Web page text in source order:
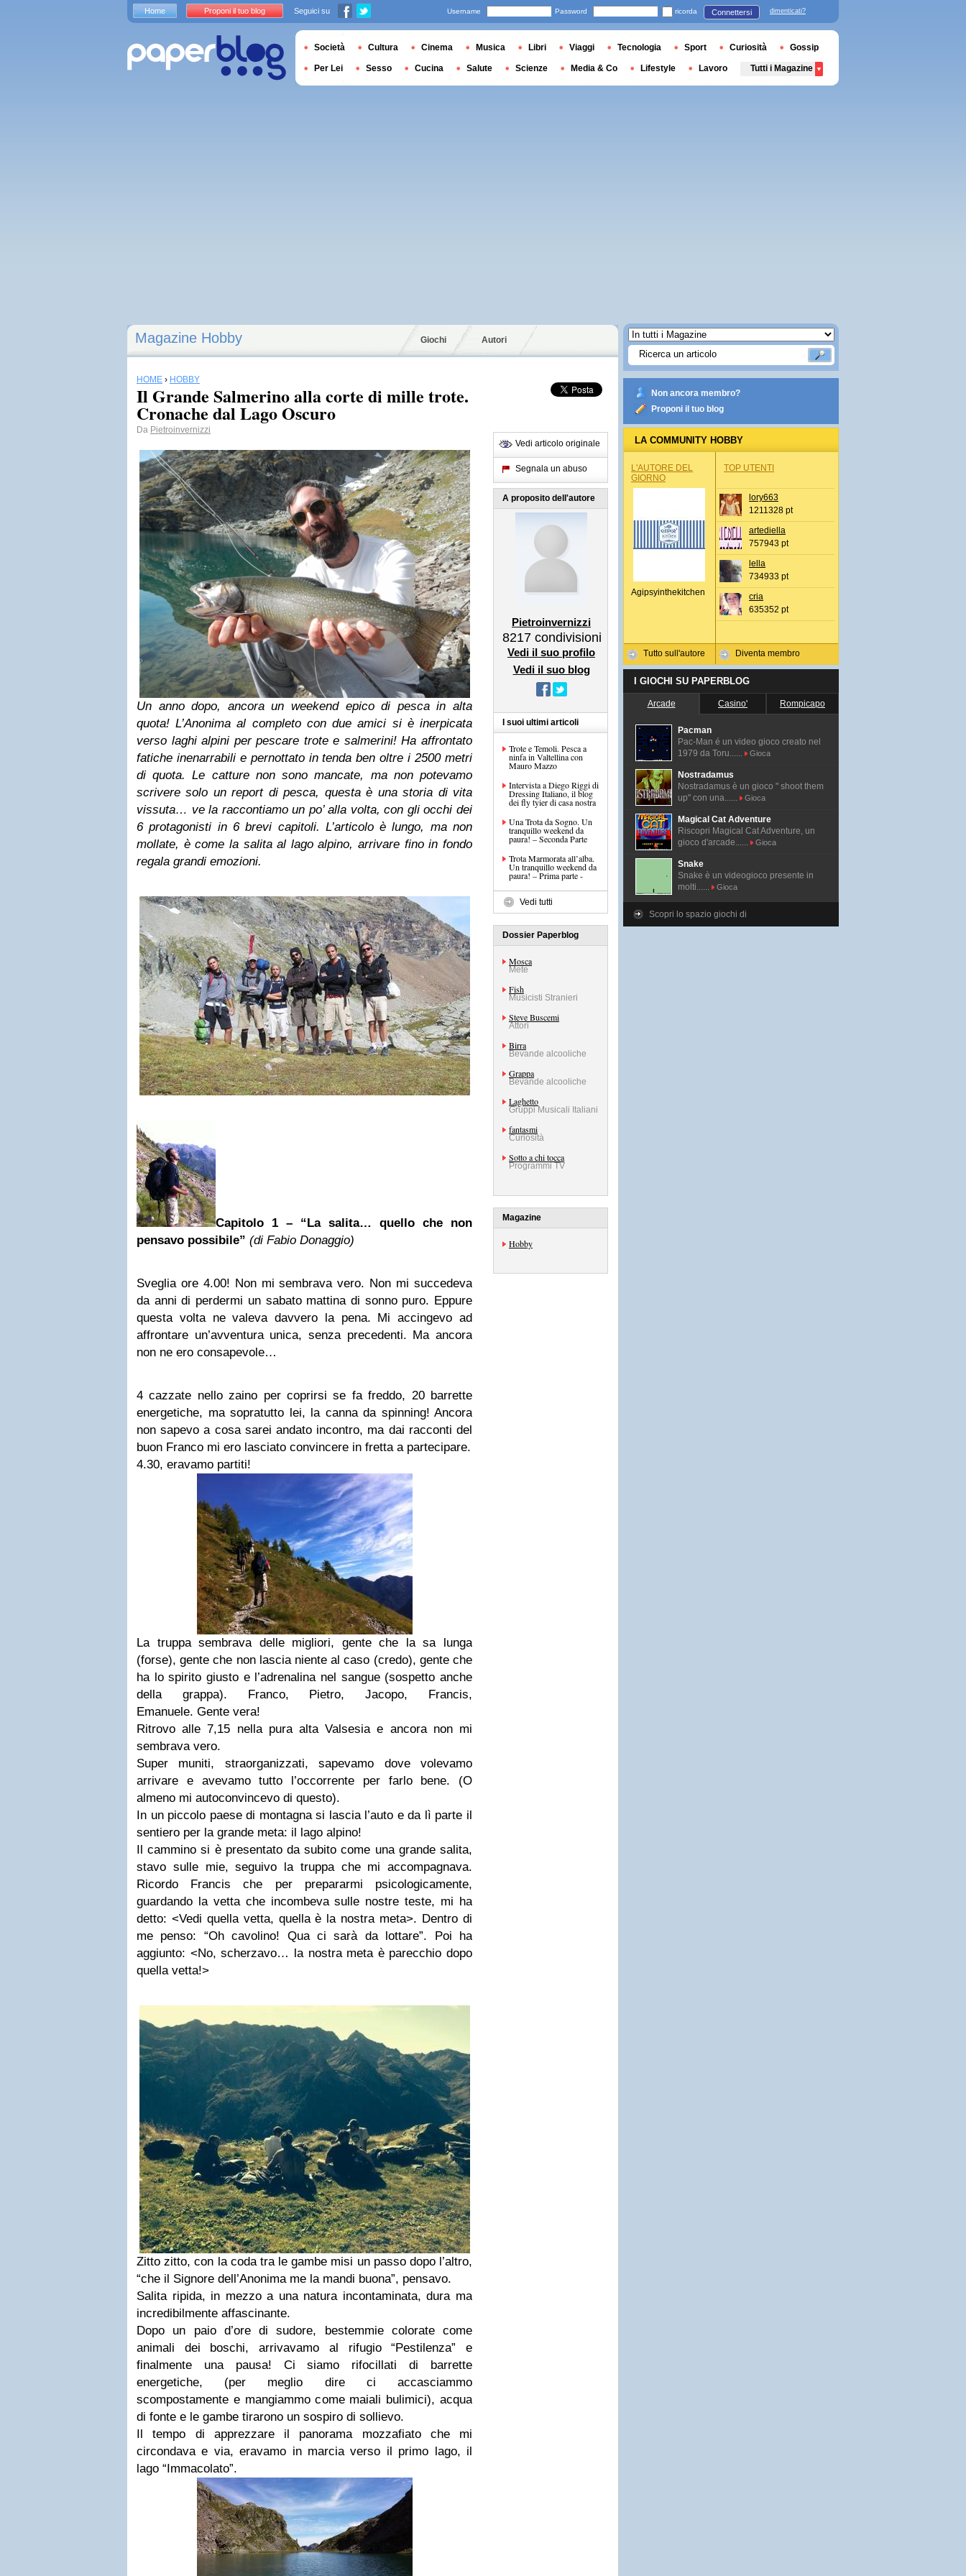
Magazine Hobby Giochi Autori
HOME › HOBBY
Il Grande Salmerino alla corte di mille trote.
Cronache dal Lago Oscuro
Da Pietroinvernizzi
Un anno dopo, ancora un weekend epico di pesca in alta
quota! L’Anonima al completo con due amici si è inerpicata
verso laghi alpini per pescare trote e salmerini! Ha affrontato
fatiche inenarrabili e pernottato in tenda ben oltre i 2500 metri
di quota. Le catture non sono mancate, ma non potevamo
scrivere solo un report di pesca, questa è una storia di vita
vissuta… ve la raccontiamo un po’ alla volta, con gli occhi dei
6 protagonisti in 6 brevi capitoli. L’articolo è lungo, ma non
mollate, è come la salita al lago alpino, arrivare fino in fondo
regala grandi emozioni.
Capitolo 1 – “La salita… quello che non
pensavo possibile” (di Fabio Donaggio)
Sveglia ore 4.00! Non mi sembrava vero. Non mi succedeva
da anni di perdermi un sabato mattina di sonno puro. Eppure
questa volta ne valeva davvero la pena. Mi accingevo ad
affrontare un’avventura unica, senza precedenti. Ma ancora
non ne ero consapevole…
4 cazzate nello zaino per coprirsi se fa freddo, 20 barrette
energetiche, ma sopratutto lei, la canna da spinning! Ancora
non sapevo a cosa sarei andato incontro, ma dai racconti del
buon Franco mi ero lasciato convincere in fretta a partecipare.
4.30, eravamo partiti!
La truppa sembrava delle migliori, gente che la sa lunga
(forse), gente che non lascia niente al caso (credo), gente che
ha lo spirito giusto e l’adrenalina nel sangue (sospetto anche
della grappa). Franco, Pietro, Jacopo, Francis,
Emanuele. Gente vera!
Ritrovo alle 7,15 nella pura alta Valsesia e ancora non mi
sembrava vero.
Super muniti, straorganizzati, sapevamo dove volevamo
arrivare e avevamo tutto l’occorrente per farlo bene. (O
almeno mi autoconvincevo di questo).
In un piccolo paese di montagna si lascia l’auto e da lì parte il
sentiero per la grande meta: il lago alpino!
Il cammino si è presentato da subito come una grande salita,
stavo sulle mie, seguivo la truppa che mi accompagnava.
Ricordo Francis che per prepararmi psicologicamente,
guardando la vetta che incombeva sulle nostre teste, mi ha
detto: <Vedi quella vetta, quella è la nostra meta>. Dentro di
me penso: “Oh cavolino! Qua ci sarà da lottare”. Poi ha
aggiunto: <No, scherzavo… la nostra meta è parecchio dopo
quella vetta!>
Zitto zitto, con la coda tra le gambe misi un passo dopo l’altro,
“che il Signore dell’Anonima me la mandi buona”, pensavo.
Salita ripida, in mezzo a una natura incontaminata, dura ma
incredibilmente affascinante.
Dopo un paio d’ore di sudore, bestemmie colorate come
animali dei boschi, arrivavamo al rifugio “Pestilenza” e
finalmente una pausa! Ci siamo rifocillati di barrette
energetiche, (per meglio dire ci accasciammo
scompostamente e mangiammo come maiali bulimici), acqua
di fonte e le gambe tirarono un sospiro di sollievo.
Il tempo di apprezzare il panorama mozzafiato che mi
circondava e via, eravamo in marcia verso il primo lago, il
lago “Immacolato”.
Vedi articolo originale
Segnala un abuso
A proposito dell'autore
Pietroinvernizzi
8217 condivisioni
Vedi il suo profilo
Vedi il suo blog
I suoi ultimi articoli
Trote e Temoli. Pesca a
ninfa in Valtellina con
Mauro Mazzo
Intervista a Diego Riggi di
Dressing Italiano, il blog
dei fly tyier di casa nostra
Una Trota da Sogno. Un
tranquillo weekend da
paura! – Seconda Parte
Trota Marmorata all’alba.
Un tranquillo weekend da
paura! – Prima parte -
Vedi tutti
Dossier Paperblog
Mosca
Mete
Fish
Musicisti Stranieri
Steve Buscemi
Attori
Birra
Bevande alcooliche
Grappa
Bevande alcooliche
Laghetto
Gruppi Musicali Italiani
fantasmi
Curiosità
Sotto a chi tocca
Programmi TV
Magazine
Hobby
Non ancora membro?
Proponi il tuo blog
LA COMMUNITY HOBBY
L'AUTORE DEL
GIORNO
Agipsyinthekitchen
Tutto sull'autore
TOP UTENTI
lory663
1211328 pt
artediella
757943 pt
lella
734933 pt
cria
635352 pt
Diventa membro
I GIOCHI SU PAPERBLOG
Arcade Casino' Rompicapo
Pacman
Pac-Man é un video gioco creato nel
1979 da Toru......
Gioca
Nostradamus
Nostradamus è un gioco " shoot them
up" con una......
Gioca
Magical Cat Adventure
Riscopri Magical Cat Adventure, un
gioco d'arcade......
Gioca
Snake
Snake è un videogioco presente in
molti......
Gioca
Scopri lo spazio giochi di
Home Proponi il tuo blog Seguici su Username Password ricorda Connettersi dimenticati?
Società Cultura Cinema Musica Libri Viaggi Tecnologia Sport Curiosità Gossip
Per Lei Sesso Cucina Salute Scienze Media & Co Lifestyle Lavoro Tutti i Magazine